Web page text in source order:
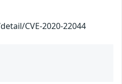
CVE-2020-22044